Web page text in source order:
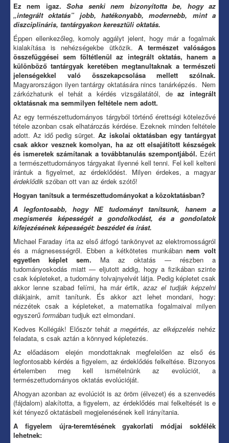
Ez nem igaz. Soha senki nem bizonyította be, hogy az
„integrált oktatás” jobb, hatékonyabb, modernebb, mint a
diszciplináris, tantárgyakon keresztüli oktatás.
Éppen ellenkezőleg, komoly aggályt jelent, hogy már a fogalmak
kialakítása is nehézségekbe ütközik. A természet valóságos
összefüggései sem föltétlenül az integrált oktatás, hanem a
különböző tantárgyak keretében megtanultaknak a természeti
jelenségekkel való összekapcsolása mellett szólnak.
Magyarországon ilyen tantárgy oktatására nincs tanárképzés. Nem
zárkózhatunk el tehát a kérdés vizsgálatától, deaz integrált
oktatásnak ma semmilyen feltétele nem adott.
Az egy természettudományos tárgyból történő érettségi kötelezővé
tétele azonban csak elhatározás kérdése. Ezeknek minden feltétele
adott. Az idő pedig sürget. Az iskolai oktatásban egy tantárgyat
csak akkor vesznek komolyan, ha az ott elsajátított készségek
és ismeretek számítanak a továbbtanulás szempontjából. Ezért
a természettudományos tárgyakat ilyenné kell tenni. Fel kell kelteni
irántuk a figyelmet, az érdeklődést. Milyen érdekes, a magyar
érdeklődik szóban ott van az érdek szótő!
Hogyan tanítsuk a természettudományokat a közoktatásban?
A legfontosabb, hogy NE tudományt tanítsunk, hanem a
megismerés képességét a gondolkodást, és a gondolatok
kifejezésének képességét: beszédet és írást.
Michael Faraday írta az első átfogó tankönyvet az elektromosságról
és a mágnesességről. Ebben a kétkötetes munkábannem volt
egyetlen képlet sem. Ma az oktatás — részben a
tudományoskodás miatt — eljutott addig, hogy a fizikában szinte
csak képleteket, a tudomány tolvajnyelvét látja. Pedig képletet csak
akkor lenne szabad felírni, ha már értik,azaz el tudják képzelni
diákjaink, amit tanítunk. És akkor azt lehet mondani, hogy:
nézzétek csak a képleteket, a matematika fogalmaival milyen
egyszerű formában tudjuk ezt elmondani.
Kedves Kollégák! Először tehát a megértés, az elképzelés nehéz
feladata, s csak aztán a könnyed képletezés.
Az előadásom elején mondottaknak megfelelően az első és
legfontosabb kérdés a figyelem, az érdeklődés felkeltése. Bizonyos
értelemben meg kell ismételnünk az evolúciót, a
természettudományos oktatás evolúcióját.
Ahogyan azonban az evolúciót is az öröm (élvezet) és a szenvedés
(fájdalom) alakította, a figyelem, az érdeklődés mai felkeltését is e
két tényező oktatásbeli megjelenésének kell irányítania.
A figyelem újra-teremtésének gyakorlati módjai sokfélék
lehetnek: